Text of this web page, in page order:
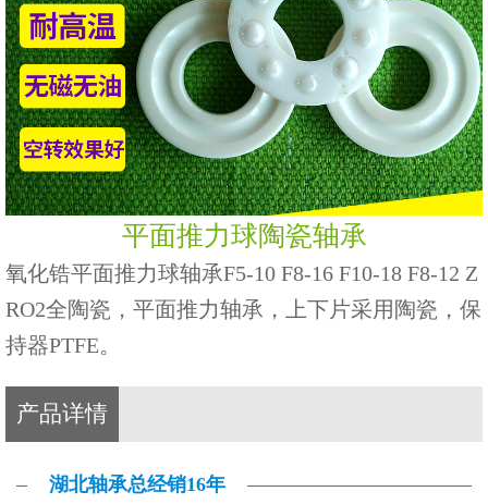
平面推力球陶瓷轴承
氧化锆平面推力球轴承F5-10 F8-16 F10-18 F8-12 Z
RO2全陶瓷，平面推力轴承，上下片采用陶瓷，保
持器PTFE。
产品详情
湖北轴承总经销16年